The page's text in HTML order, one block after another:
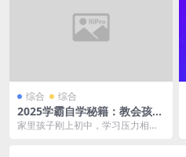
综合 综合
2025学霸自学秘籍：教会孩子
学习规划，解决父母焦虑，只
家里孩子刚上初中，学习压力相比